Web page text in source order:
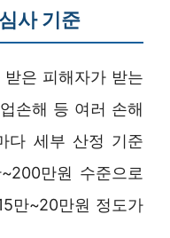
사 기준
은 피해자가 받는
손해 등 여러 손해
다 세부 산정 기준
만원 수준으로
만~20만원 정도가